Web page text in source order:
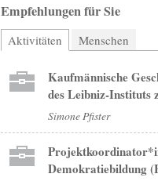
Empfehlungen für Sie
Aktivitäten (aktiver Reiter)
Menschen
Kaufmännische
des Leibniz-Instituts
Simone Pfister
Demokratiebildung